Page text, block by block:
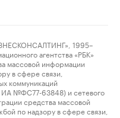
1995–
агентства «РБК»
массовой информации
в сфере связи,
коммуникаций
ИА №ФС77-63848) и сетевого
средства массовой
по надзору в сфере связи,